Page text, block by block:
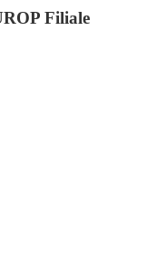
Filiale